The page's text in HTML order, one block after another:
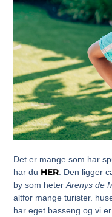
Det er mange som har
har du HER . Den ligger
by som heterArenys de
altfor mange turister.
har eget basseng og vi